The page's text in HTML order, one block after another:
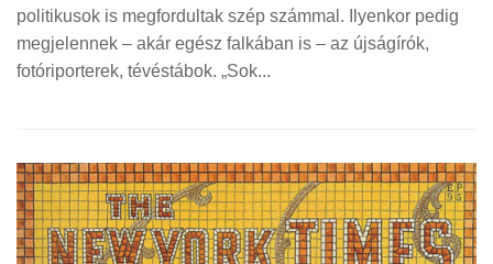
politikusok is megfordultak szép számmal. Ilyenkor pedig
megjelennek – akár egész falkában is – az újságírók,
fotóriporterek, tévéstábok. „Sok...